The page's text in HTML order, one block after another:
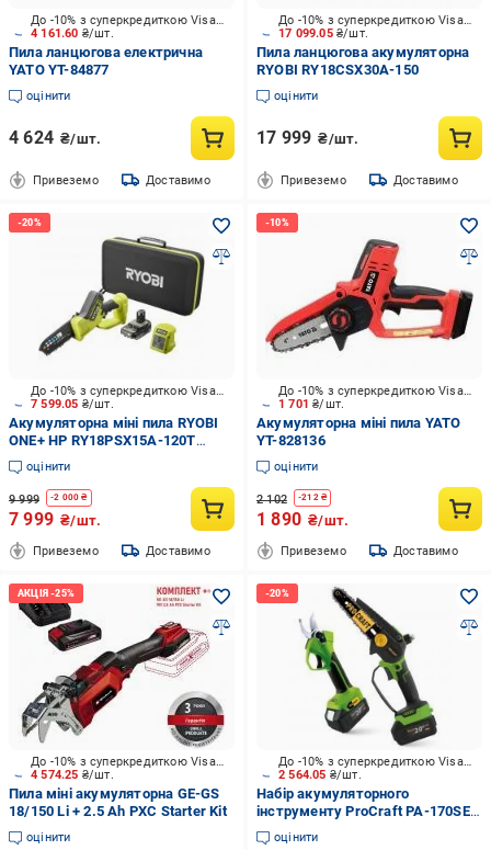
4 161.60 ₴/шт.
До -10% з суперкредиткою Visa Вигода
Пила ланцюгова електрична
YATO YT-84877
оцінити
4 624 ₴/шт.
Привеземо Доставимо
17 099.05 ₴/шт.
До -10% з суперкредиткою Visa Вигода
Пила ланцюгова акумуляторна
RYOBI RY18CSX30A-150
оцінити
17 999 ₴/шт.
Привеземо Доставимо
7 599.05 ₴/шт.
До -10% з суперкредиткою Visa Вигода
Акумуляторна міні пила RYOBI
ONE+ HP RY18PSX15A-120T
(5133005899)
оцінити
9 999 -2 000 ₴
7 999 ₴/шт.
Привеземо Доставимо
1 701₴/шт.
До -10% з суперкредиткою Visa Вигода
Акумуляторна міні пила YATO
YT-828136
оцінити
2 102 -212₴
1 890 ₴/шт.
Привеземо Доставимо
4 574.25 ₴/шт.
До -10% з суперкредиткою Visa Вигода
Пила міні акумуляторна GE-GS
18/150 Li + 2.5 Ah PXC Starter Kit
оцінити
2 564.05 ₴/шт.
До -10% з суперкредиткою Visa Вигода
Набір акумуляторного
інструменту ProCraft PA-170SET
(пила PKA-37 + секатор ES-22Li)
оцінити